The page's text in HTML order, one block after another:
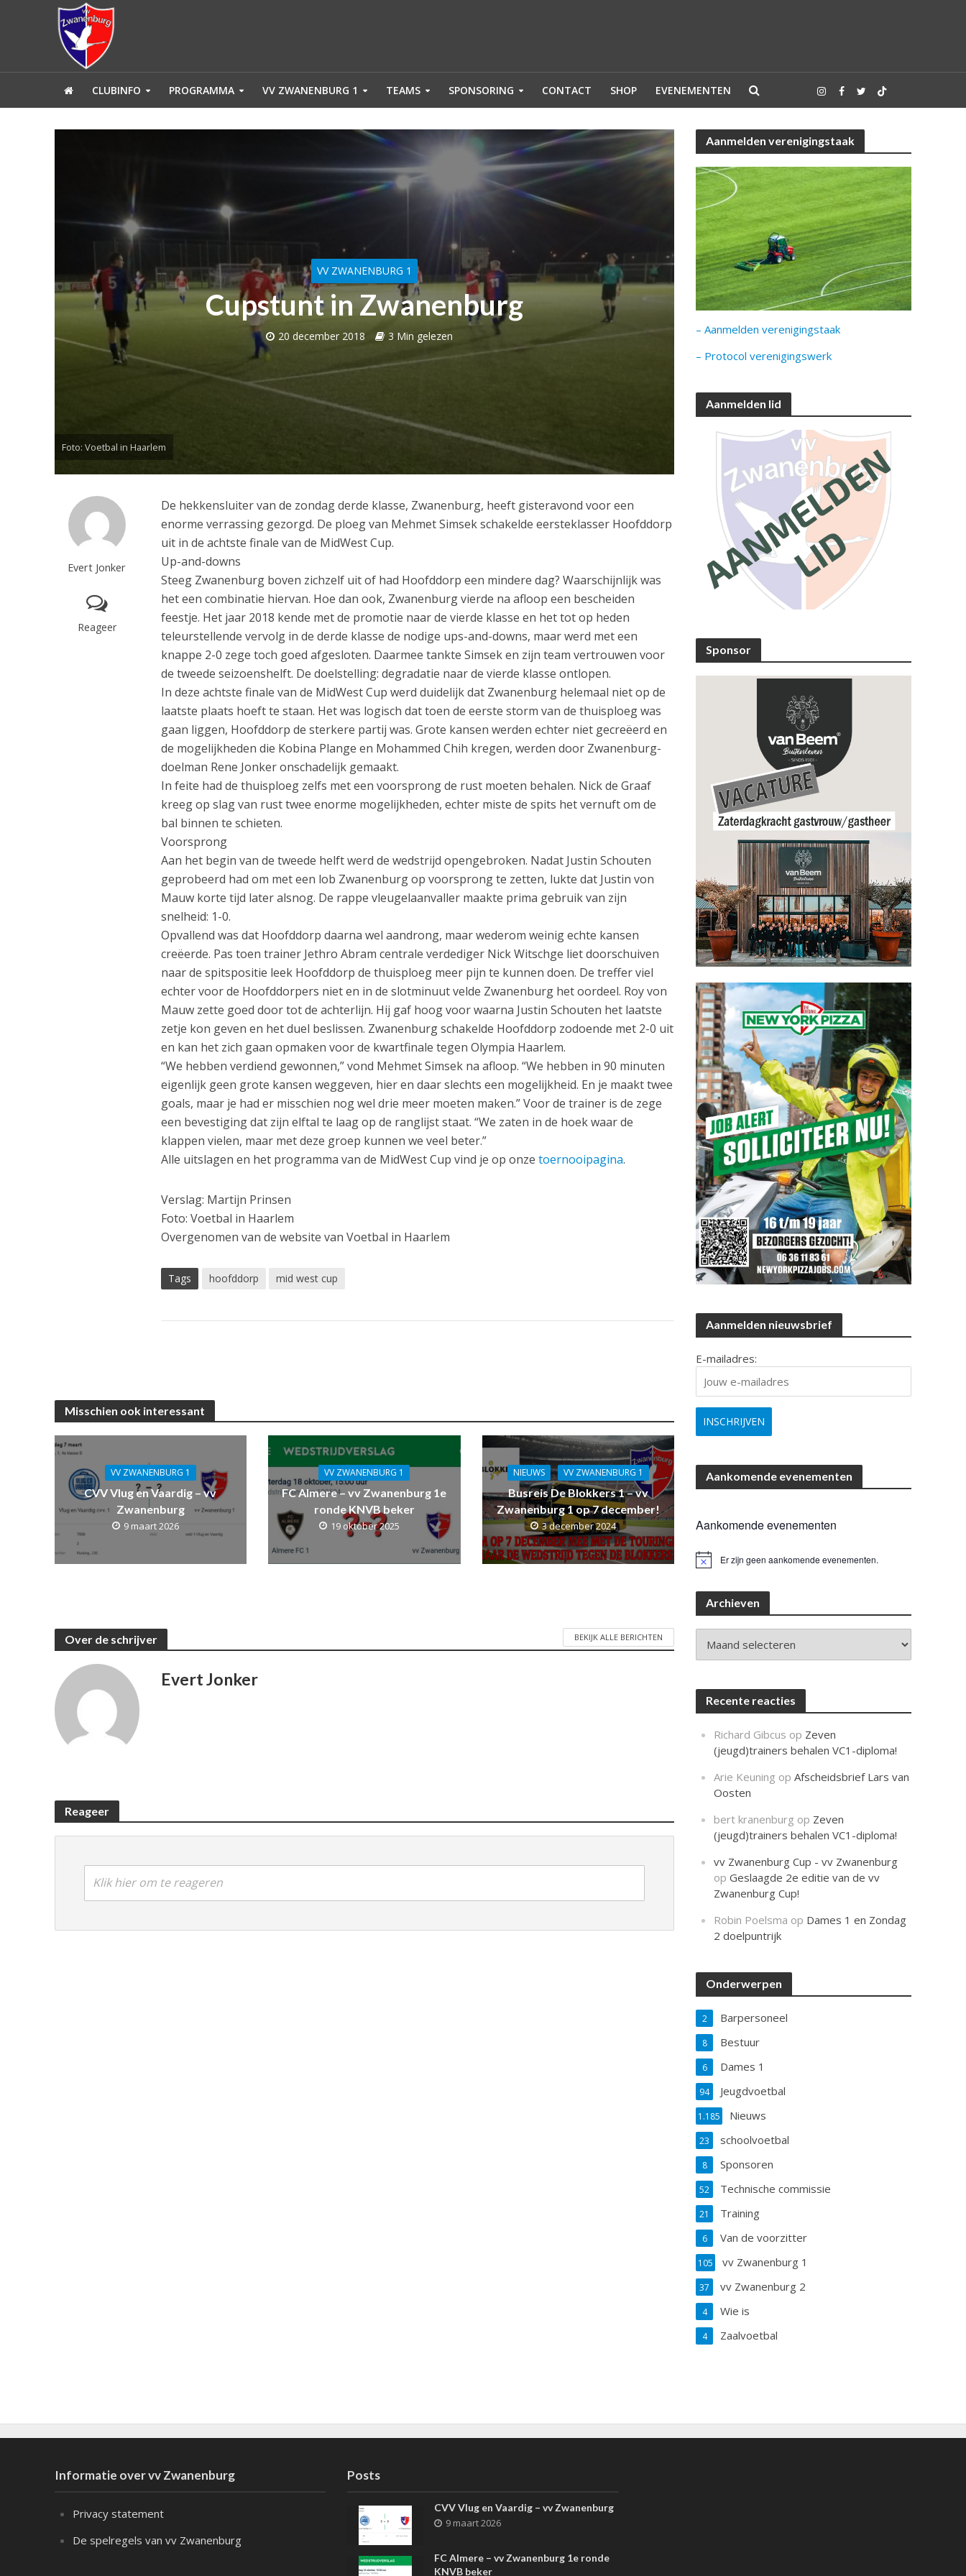
CLUBINFO PROGRAMMA VV ZWANENBURG 1 TEAMS SPONSORING CONTACT SHOP EVENEMENTEN
VV ZWANENBURG 1
Cupstunt in Zwanenburg
20 december 2018 3 Min gelezen
Foto: Voetbal in Haarlem
Evert Jonker
Reageer
De hekkensluiter van de zondag derde klasse, Zwanenburg, heeft gisteravond voor een
enorme verrassing gezorgd. De ploeg van Mehmet Simsek schakelde eersteklasser Hoofddorp
uit in de achtste finale van de MidWest Cup.
Up-and-downs
Steeg Zwanenburg boven zichzelf uit of had Hoofddorp een mindere dag? Waarschijnlijk was
het een combinatie hiervan. Hoe dan ook, Zwanenburg vierde na afloop een bescheiden
feestje. Het jaar 2018 kende met de promotie naar de vierde klasse en het tot op heden
teleurstellende vervolg in de derde klasse de nodige ups-and-downs, maar werd met een
knappe 2-0 zege toch goed afgesloten. Daarmee tankte Simsek en zijn team vertrouwen voor
de tweede seizoenshelft. De doelstelling: degradatie naar de vierde klasse ontlopen.
In deze achtste finale van de MidWest Cup werd duidelijk dat Zwanenburg helemaal niet op de
laatste plaats hoeft te staan. Het was logisch dat toen de eerste storm van de thuisploeg was
gaan liggen, Hoofddorp de sterkere partij was. Grote kansen werden echter niet gecreëerd en
de mogelijkheden die Kobina Plange en Mohammed Chih kregen, werden door Zwanenburg-
doelman Rene Jonker onschadelijk gemaakt.
In feite had de thuisploeg zelfs met een voorsprong de rust moeten behalen. Nick de Graaf
kreeg op slag van rust twee enorme mogelijkheden, echter miste de spits het vernuft om de
bal binnen te schieten.
Voorsprong
Aan het begin van de tweede helft werd de wedstrijd opengebroken. Nadat Justin Schouten
geprobeerd had om met een lob Zwanenburg op voorsprong te zetten, lukte dat Justin von
Mauw korte tijd later alsnog. De rappe vleugelaanvaller maakte prima gebruik van zijn
snelheid: 1-0.
Opvallend was dat Hoofddorp daarna wel aandrong, maar wederom weinig echte kansen
creëerde. Pas toen trainer Jethro Abram centrale verdediger Nick Witschge liet doorschuiven
naar de spitspositie leek Hoofddorp de thuisploeg meer pijn te kunnen doen. De treffer viel
echter voor de Hoofddorpers niet en in de slotminuut velde Zwanenburg het oordeel. Roy von
Mauw zette goed door tot de achterlijn. Hij gaf hoog voor waarna Justin Schouten het laatste
zetje kon geven en het duel beslissen. Zwanenburg schakelde Hoofddorp zodoende met 2-0 uit
en kan het zich gaan opmaken voor de kwartfinale tegen Olympia Haarlem.
“We hebben verdiend gewonnen,” vond Mehmet Simsek na afloop. “We hebben in 90 minuten
eigenlijk geen grote kansen weggeven, hier en daar slechts een mogelijkheid. En je maakt twee
goals, maar je had er misschien nog wel drie meer moeten maken.” Voor de trainer is de zege
een bevestiging dat zijn elftal te laag op de ranglijst staat. “We zaten in de hoek waar de
klappen vielen, maar met deze groep kunnen we veel beter.”
Alle uitslagen en het programma van de MidWest Cup vind je op onzetoernooipagina.
Verslag: Martijn Prinsen
Foto: Voetbal in Haarlem
Overgenomen van de website van Voetbal in Haarlem
Tags hoofddorp mid west cup
Misschien ook interessant
VV ZWANENBURG 1
CVV Vlug en Vaardig – vv
Zwanenburg
9 maart 2026
VV ZWANENBURG 1
FC Almere – vv Zwanenburg 1e
ronde KNVB beker
19 oktober 2025
NIEUWS VV ZWANENBURG 1
Busreis De Blokkers 1 – vv
Zwanenburg 1 op 7 december!
3 december 2024
Over de schrijver BEKIJK ALLE BERICHTEN
Evert Jonker
Reageer
Klik hier om te reageren
Aanmelden verenigingstaak
– Aanmelden verenigingstaak
– Protocol verenigingswerk
Aanmelden lid
Sponsor
Aanmelden nieuwsbrief
E-mailadres:
Aankomende evenementen
Aankomende evenementen
B
t
Er zijn geen aankomende evenementen.
Archieven
Recente reacties
Richard Gibcus op Zeven
(jeugd)trainers behalen VC1-diploma!
Arie Keuning opAfscheidsbrief Lars van
Oosten
bert kranenburg op Zeven
(jeugd)trainers behalen VC1-diploma!
vv Zwanenburg Cup - vv Zwanenburg
opGeslaagde 2e editie van de vv
Zwanenburg Cup!
Robin Poelsma op Dames 1 en Zondag
2 doelpuntrijk
Onderwerpen
Barpersoneel
2
Bestuur
8
Dames 1
6
Jeugdvoetbal
94
Nieuws
1.185
schoolvoetbal
23
Sponsoren
8
Technische commissie
52
Training
21
Van de voorzitter
6
vv Zwanenburg 1
105
vv Zwanenburg 2
37
Wie is
4
Zaalvoetbal
4
Informatie over vv Zwanenburg
Privacy statement
De spelregels van vv Zwanenburg
Posts
CVV Vlug en Vaardig – vv Zwanenburg
9 maart 2026
FC Almere – vv Zwanenburg 1e ronde
KNVB beker